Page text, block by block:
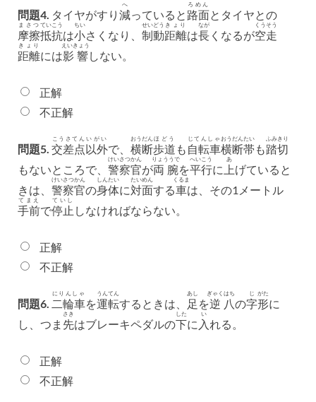
問題4. タイヤがすり 減
へ
っていると 路面
ろめん
とタイヤとの
摩擦
まさつ
抵抗
ていこう
は小
ちい
さくなり、 制動
せいどう
距離
きょり
は長
なが
くなるが空走
くうそう
距離
きょり
には影響
えいきょう
しない。
正解
不正解
問題5. 交差点
こうさてん
以外
いがい
で、 横断
おうだん
歩道
ほどう
も 自転車
じてんしゃ
横断
おうだん
帯
たい
も踏切
ふみきり
もないところで、 警察官
けいさつかん
が両腕
りょううで
を平行
へいこう
に 上
あ
げていると
きは、 警察官
けいさつかん
の身体
しんたい
に対面
たいめん
する車
くるま
は、その1メートル
手前
てまえ
で停止
ていし
しなければならない。
正解
不正解
問題6. 二輪車
にりんしゃ
を運転
うんてん
するときは、 足
あし
を逆
ぎゃく
八
はち
の字
じ
形
がた
に
し、つま 先
さき
はブレーキペダルの下
した
に 入
い
れる。
正解
不正解